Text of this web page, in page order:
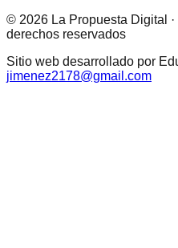
© 2026 La Propuesta Digital
derechos reservados
Sitio web desarrollado por
jimenez2178@gmail.com